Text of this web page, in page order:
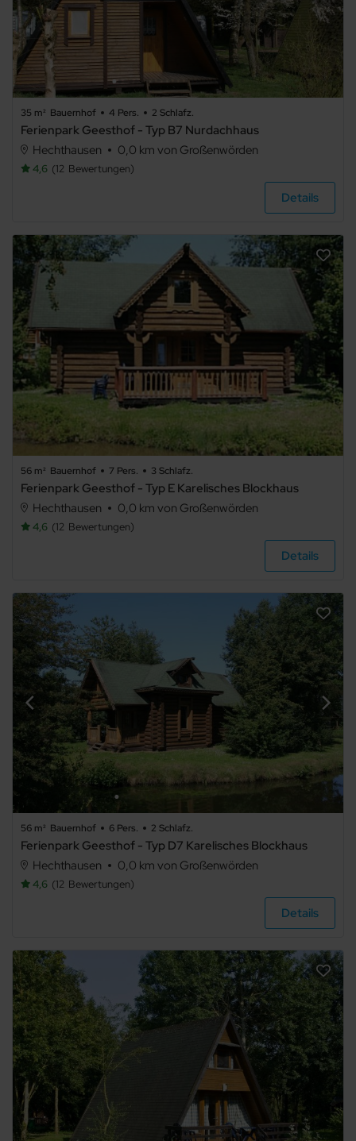
Bauernhof
Schloss
Hausboot
Ausstattung
Haustier
erlaubt
Internet
Terrasse
Balkon
Meerblick
Panoramablick
Haustiere
nicht
Ladestation
Trockner
Spülmaschine
Mikrowelle
Nichtraucher
Allergikerfreundlich
Sauna
Gemeinschaftssauna
Kamin/Ofen
Kachelofen
Fahrradabstellraum
Fahrstuhl/Aufzug
Barrierefrei
35 m² Bauernhof 4 Pers. 2 Schlafz.
Ferienpark Geesthof - Typ B7 Nurdachhaus
Hechthausen
0,0 km von Großenwörden
4,6 12 Bewertungen
Details
56 m² Bauernhof 7 Pers. 3 Schlafz.
Ferienpark Geesthof - Typ E Karelisches Blockhaus
Hechthausen
0,0 km von Großenwörden
4,6 12 Bewertungen
Details
56 m² Bauernhof 6 Pers. 2 Schlafz.
Ferienpark Geesthof - Typ D7 Karelisches Blockhaus
Hechthausen
0,0 km von Großenwörden
4,6 12 Bewertungen
Details